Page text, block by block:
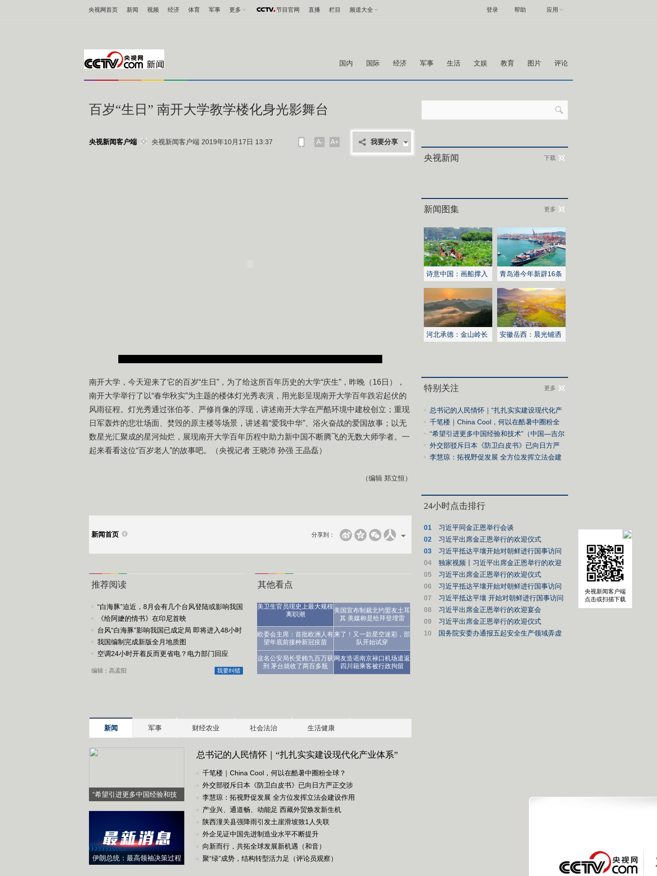
央视新闻客户端
点击或扫描下载
央视网首页 新闻 视频 经济 体育 军事 更多 节目官网 直播 栏目 频道大全 帮助 应用
登录
国内 国际 经济 军事 生活 文娱 教育 图片 评论
百岁“生日” 南开大学教学楼化身光影舞台
央视新闻客户端 央视新闻客户端 2019年10月17日 13:37 A- A+ 我要分享
南开大学，今天迎来了它的百岁“生日”，为了给这所百年历史的大学“庆生”，昨晚（16日），
南开大学举行了以“春华秋实”为主题的楼体灯光秀表演，用光影呈现南开大学百年跌宕起伏的
风雨征程。灯光秀通过张伯苓、严修肖像的浮现，讲述南开大学在严酷环境中建校创立；重现
日军轰炸的悲壮场面、焚毁的原主楼等场景，讲述着“爱我中华”、浴火奋战的爱国故事；以无
数星光汇聚成的星河灿烂，展现南开大学百年历程中助力新中国不断腾飞的无数大师学者。一
起来看看这位“百岁老人”的故事吧。（央视记者 王晓沛 孙强 王晶磊）
（编辑 郑立恒）
新闻首页 分享到：
推荐阅读
“白海豚”迫近，8月会有几个台风登陆或影响我国
《给阿嬷的情书》在印尼首映
台风“白海豚”影响我国已成定局 即将进入48小时
台风警戒线
我国编制完成新版全月地质图
空调24小时开着反而更省电？电力部门回应
我要纠错
编辑：高孟阳
其他看点
美卫生官员现史上最大规模
离职潮
医生：让人沮丧
美国宣布制裁北约盟友土耳
其 美媒称是给拜登埋雷
欧委会主席：首批欧洲人有
望年底前接种新冠疫苗
来了！又一款星空迷彩，部
队开始试穿
这名公安局长受贿九百万获
刑 茅台就收了两百多瓶
网友造谣南京禄口机场遣返
四川籍乘客被行政拘留
新闻 军事 财经农业 社会法治 生活健康
“希望引进更多中国经验和技
访）
伊朗总统：最高领袖决策过程
总书记的人民情怀｜“扎扎实实建设现代化产业体系”
千笔楼｜China Cool，何以在酷暑中圈粉全球？
外交部驳斥日本《防卫白皮书》已向日方严正交涉
李慧琼：拓视野促发展 全方位发挥立法会建设作用
产业兴、通道畅、动能足 西藏外贸焕发新生机
陕西潼关县强降雨引发土崖滑坡致1人失联
外企见证中国先进制造业水平不断提升
向新而行，共拓全球发展新机遇（和音）
聚“绿”成势，结构转型活力足（评论员观察）
央视新闻 下载
新闻图集 更多
诗意中国：画船撑入
花深处
青岛港今年新辟16条
国际航线
河北承德：金山岭长
安徽岳西：晨光铺洒
特别关注 更多
总书记的人民情怀｜“扎扎实实建设现代化产
业体系”
千笔楼｜China Cool，何以在酷暑中圈粉全
球？
“希望引进更多中国经验和技术”（中国—吉尔
吉斯斯坦媒体高质量共建“一带一路”联合采
访）
外交部驳斥日本《防卫白皮书》已向日方严
正交涉
李慧琼：拓视野促发展 全方位发挥立法会建
24小时点击排行
01
习近平同金正恩举行会谈
02
习近平出席金正恩举行的欢迎仪式
03
习近平抵达平壤开始对朝鲜进行国事访问
04
独家视频丨习近平出席金正恩举行的欢迎
仪式
05
习近平出席金正恩举行的欢迎仪式
06
习近平抵达平壤开始对朝鲜进行国事访问
07
习近平抵达平壤 开始对朝鲜进行国事访问
08
习近平出席金正恩举行的欢迎宴会
09
习近平出席金正恩举行的欢迎仪式
10
国务院安委办通报五起安全生产领域弄虚